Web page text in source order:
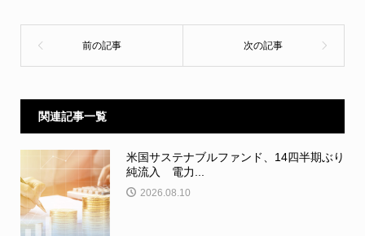
関連記事一覧
米国サステナブルファンド、14四半期ぶり
純流入 電力...
2026.08.10